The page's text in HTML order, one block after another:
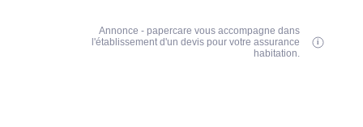
Annonce - papercare vous accompagne dans
l'établissement d'un devis pour votre assurance
habitation.